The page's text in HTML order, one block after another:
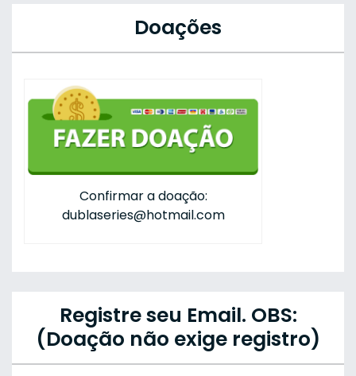
Doações
Confirmar a doação:
dublaseries@hotmail.com
Registre seu Email. OBS:
(Doação não exige registro)